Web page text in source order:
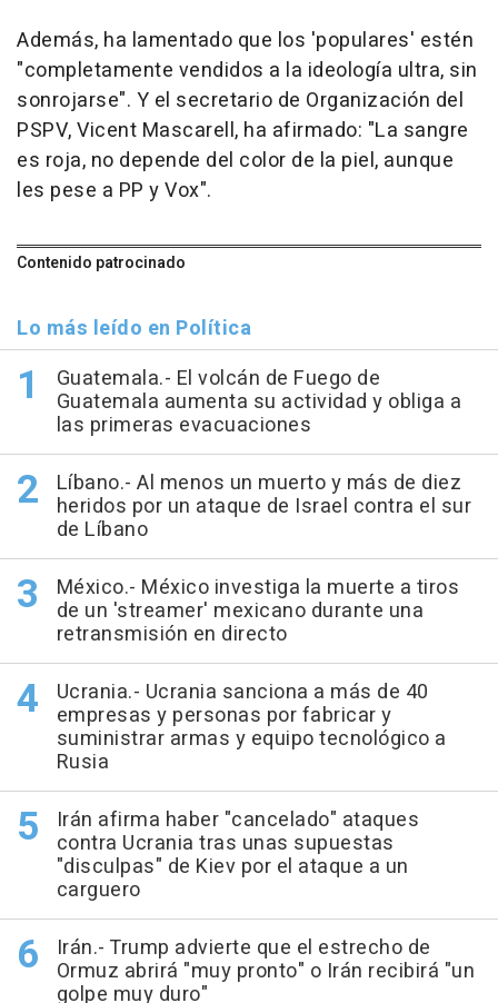
Además, ha lamentado que los 'populares' estén
"completamente vendidos a la ideología ultra, sin
sonrojarse". Y el secretario de Organización del
PSPV, Vicent Mascarell, ha afirmado: "La sangre
es roja, no depende del color de la piel, aunque
les pese a PP y Vox".
Contenido patrocinado
Lo más leído en Política
Guatemala.- El volcán de Fuego de
Guatemala aumenta su actividad y obliga a
las primeras evacuaciones
Líbano.- Al menos un muerto y más de diez
heridos por un ataque de Israel contra el sur
de Líbano
México.- México investiga la muerte a tiros
de un 'streamer' mexicano durante una
retransmisión en directo
Ucrania.- Ucrania sanciona a más de 40
empresas y personas por fabricar y
suministrar armas y equipo tecnológico a
Rusia
Irán afirma haber "cancelado" ataques
contra Ucrania tras unas supuestas
"disculpas" de Kiev por el ataque a un
carguero
Irán.- Trump advierte que el estrecho de
Ormuz abrirá "muy pronto" o Irán recibirá "un
golpe muy duro"